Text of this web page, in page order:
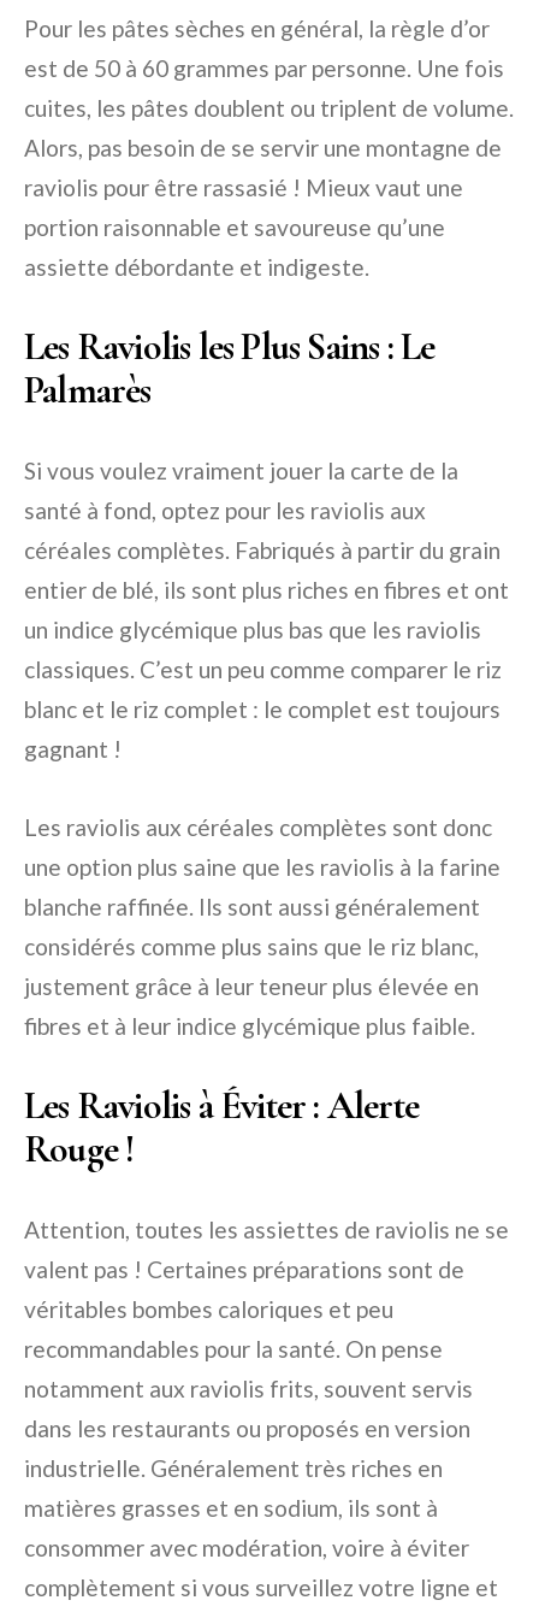
Pour les pâtes sèches en général, la règle d’or
est de 50 à 60 grammes par personne. Une fois
cuites, les pâtes doublent ou triplent de volume.
Alors, pas besoin de se servir une montagne de
raviolis pour être rassasié ! Mieux vaut une
portion raisonnable et savoureuse qu’une
assiette débordante et indigeste.
Les Raviolis les Plus Sains : Le
Palmarès
Si vous voulez vraiment jouer la carte de la
santé à fond, optez pour les raviolis aux
céréales complètes. Fabriqués à partir du grain
entier de blé, ils sont plus riches en fibres et ont
un indice glycémique plus bas que les raviolis
classiques. C’est un peu comme comparer le riz
blanc et le riz complet : le complet est toujours
gagnant !
Les raviolis aux céréales complètes sont donc
une option plus saine que les raviolis à la farine
blanche raffinée. Ils sont aussi généralement
considérés comme plus sains que le riz blanc,
justement grâce à leur teneur plus élevée en
fibres et à leur indice glycémique plus faible.
Les Raviolis à Éviter : Alerte
Rouge !
Attention, toutes les assiettes de raviolis ne se
valent pas ! Certaines préparations sont de
véritables bombes caloriques et peu
recommandables pour la santé. On pense
notamment aux raviolis frits, souvent servis
dans les restaurants ou proposés en version
industrielle. Généralement très riches en
matières grasses et en sodium, ils sont à
consommer avec modération, voire à éviter
complètement si vous surveillez votre ligne et